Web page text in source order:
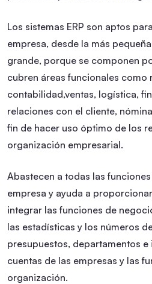
Los sistemas ERP son aptos
empresa, desde la más
grande, porque se componen
cubren áreas funcionales como
contabilidad,ventas, logística,
relaciones con el cliente,
fin de hacer uso óptimo de los
organización empresarial.
Abastecen a todas las
empresa y ayuda a
integrar las funciones de
las estadísticas y los números
presupuestos, departamentos e
cuentas de las empresas y las
organización.